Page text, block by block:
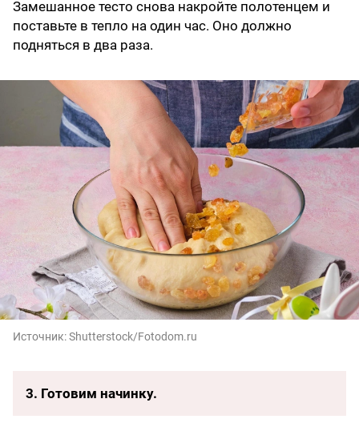
Замешанное тесто снова накройте полотенцем и
поставьте в тепло на один час. Оно должно
подняться в два раза.
Источник:Shutterstock/Fotodom.ru
3. Готовим начинку.